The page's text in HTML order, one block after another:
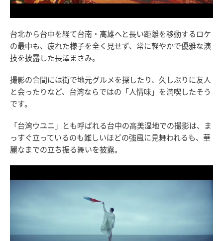
台北から台中を経て台南・高雄へと長い距離を移動するロケ
の最中も、疲れた様子を全く見せず、常に軽やかで優雅な演
技を披露した長澤まさみ。
撮影の合間には街で地元グルメを探したり、久しぶりに友人
と会ったりなど、台湾ならではの「人情味」を満喫したそう
です。
「台湾ウユニ」とも呼ばれる台中の高美湿地での撮影は、ま
っすぐ立っているのも難しいほどの強風に見舞われるも、華
麗なまでの立ち振る舞いを披露。